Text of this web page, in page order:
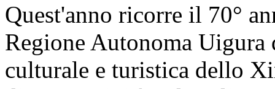
Quest'anno ricorre il 70°
Regione Autonoma
culturale e turistica dello